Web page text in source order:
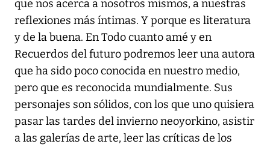
que nos acerca a nosotros mismos, a nuestras
reflexiones más íntimas. Y porque es literatura
y de la buena. En Todo cuanto amé y en
Recuerdos del futuro podremos leer una autora
que ha sido poco conocida en nuestro medio,
pero que es reconocida mundialmente. Sus
personajes son sólidos, con los que uno quisiera
pasar las tardes del invierno neoyorkino, asistir
a las galerías de arte, leer las críticas de los